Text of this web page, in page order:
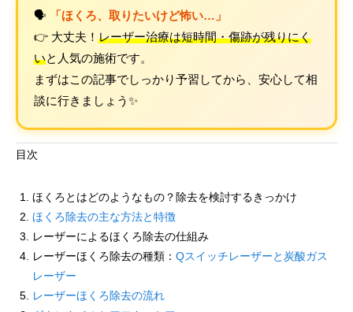
🗣️
「ほくろ、取りたいけど怖い…」
👉 大丈夫！ レーザー治療は短時間・傷跡が残りにく
いと人気の施術です。
まずはこの記事でしっかり予習してから、安心して相
談に行きましょう✨
目次
ほくろとはどのようなもの？除去を検討するきっかけ
ほくろ除去の主な方法と特徴
レーザーによるほくろ除去の仕組み
レーザーほくろ除去の種類： Qスイッチレーザーと炭酸ガス
レーザー
レーザーほくろ除去の流れ